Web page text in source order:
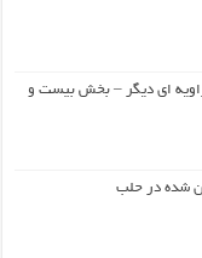
زاویه ای دیگر – بخش بیست و
شده در حلب